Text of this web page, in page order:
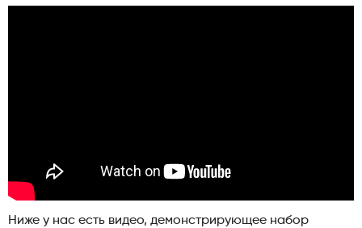
Ниже у нас есть видео, демонстрирующее набор